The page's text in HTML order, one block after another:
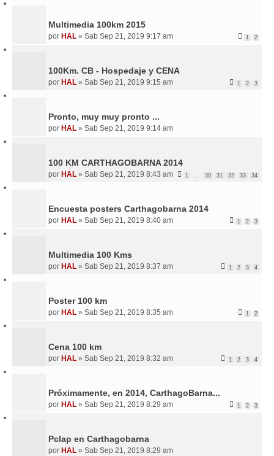
Multimedia 100km 2015
por HAL » Sab Sep 21, 2019 9:17 am 1 2
100Km. CB - Hospedaje y CENA
por HAL » Sab Sep 21, 2019 9:15 am 1 2 3
Pronto, muy muy pronto ...
por HAL » Sab Sep 21, 2019 9:14 am
100 KM CARTHAGOBARNA 2014
por HAL » Sab Sep 21, 2019 8:43 am 1 … 30 31 32 33 34
Encuesta posters Carthagobarna 2014
por HAL » Sab Sep 21, 2019 8:40 am 1 2 3
Multimedia 100 Kms
por HAL » Sab Sep 21, 2019 8:37 am 1 2 3 4
Poster 100 km
por HAL » Sab Sep 21, 2019 8:35 am 1 2
Cena 100 km
por HAL » Sab Sep 21, 2019 8:32 am 1 2 3 4
Próximamente, en 2014, CarthagoBarna...
por HAL » Sab Sep 21, 2019 8:29 am 1 2 3
Pclap en Carthagobarna
por HAL » Sab Sep 21, 2019 8:29 am